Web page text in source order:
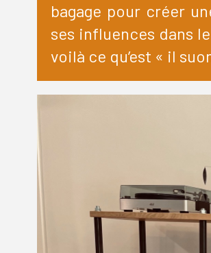
bagage pour créer
ses influences dans
voilà ce qu’est « il